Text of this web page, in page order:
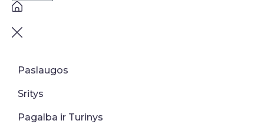
Paslaugos
Sritys
Pagalba ir Turinys